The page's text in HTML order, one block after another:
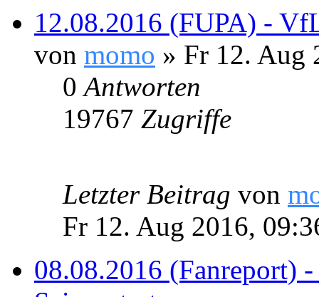
12.08.2016 (FUPA) -
von momo » Fr 12. Aug
0Antworten
19767 Zugriffe
Letzter Beitrag von
Fr 12. Aug 2016,
08.08.2016 (Fanreport)